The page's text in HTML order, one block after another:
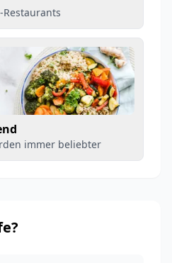
Restaurants
immer beliebter